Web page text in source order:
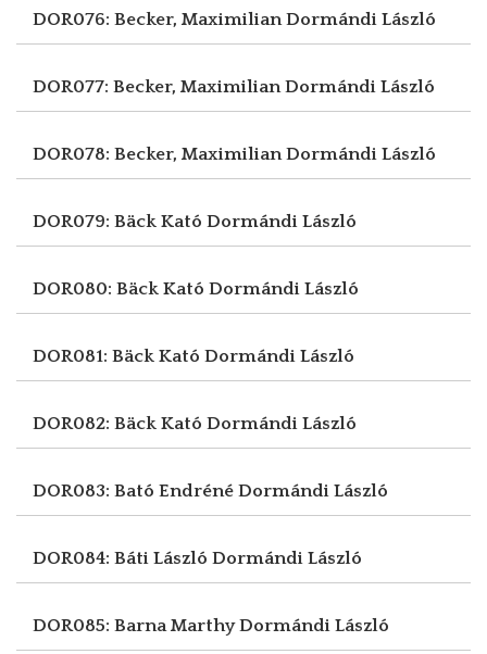
DOR076: Becker, MaximilianDormándi László
DOR077: Becker, MaximilianDormándi László
DOR078: Becker, MaximilianDormándi László
DOR079: Bäck Kató Dormándi László
DOR080: Bäck Kató Dormándi László
DOR081: Bäck Kató Dormándi László
DOR082: Bäck Kató Dormándi László
DOR083: Bató Endréné Dormándi László
DOR084: Báti László Dormándi László
DOR085: Barna MarthyDormándi László